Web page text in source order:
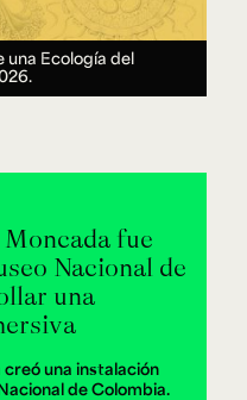
una Ecología del
fue
Nacional de
una
una instalación
de Colombia.